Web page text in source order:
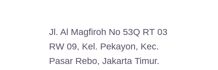
Jl. Al Magfiroh No 53Q RT 03
RW 09, Kel. Pekayon, Kec.
Pasar Rebo, Jakarta Timur.